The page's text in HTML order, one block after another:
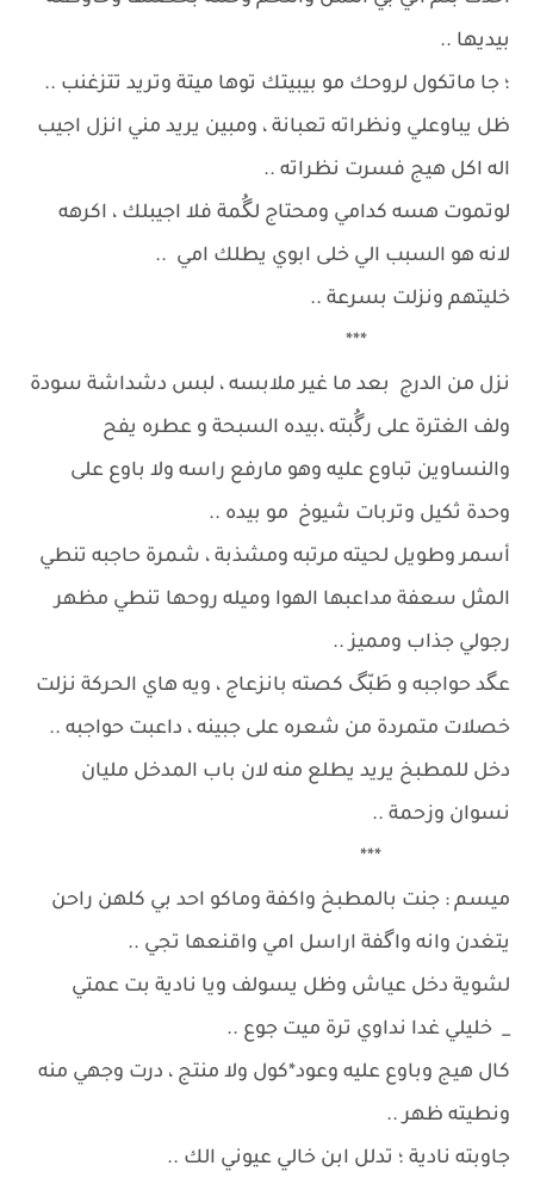
بيديها ..
؛ جا ماتكول لروحك مو بيبيتك توها ميتة وتريد تتزغنب ..
ظل يباوعلي ونظراته تعبانة ، ومبين يريد مني انزل اجيب
اله اكل هيج فسرت نظراته ..
لوتموت هسه كدامي ومحتاج لگُمة فلا اجيبلك ، اكرهه
لانه هو السبب الي خلى ابوي يطلك امي ..
خليتهم ونزلت بسرعة ..
***
نزل من الدرج بعد ما غير ملابسه ، لبس دشداشة سودة
ولف الغترة على رگُبته ،بيده السبحة و عطره يفح
والنساوين تباوع عليه وهو مارفع راسه ولا باوع على
وحدة ثكيل وتربات شيوخ مو بيده ..
أسمر وطويل لحيته مرتبه ومشذبة ، شمرة حاجبه تنطي
المثل سعفة مداعبها الهوا وميله روحها تنطي مظهر
رجولي جذاب ومميز ..
عگد حواجبه و طَبّگ كصته بانزعاج ، ويه هاي الحركة نزلت
خصلات متمردة من شعره على جبينه ، داعبت حواجبه ..
دخل للمطبخ يريد يطلع منه لان باب المدخل مليان
نسوان وزحمة ..
***
ميسم : جنت بالمطبخ واكفة وماكو احد بي كلهن راحن
يتغدن وانه واگفة اراسل امي واقنعها تجي ..
لشوية دخل عياش وظل يسولف ويا نادية بت عمتي
_ خليلي غدا نداوي ترة ميت جوع ..
كال هيج وباوع عليه وعود*كول ولا منتج ، درت وجهي منه
ونطيته ظهر ..
جاوبته نادية ؛ تدلل ابن خالي عيوني الك ..